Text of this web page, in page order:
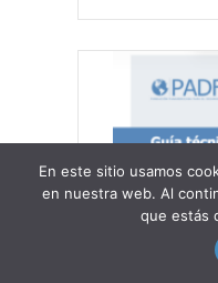
En este sitio usamos
en nuestra web. Al
que estás